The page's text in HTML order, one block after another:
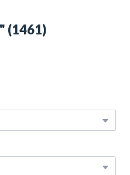
(1461)